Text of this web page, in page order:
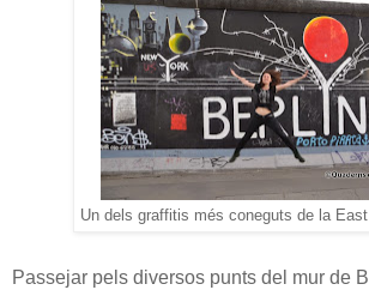
Un dels graffitis més coneguts de la
Passejar pels diversos punts del mur de